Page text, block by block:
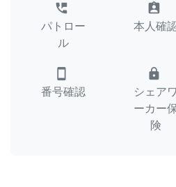
perm_phone_msg
パトロー
ル
assignment_ind
本人確
smartphone
番号確認
lock
シェアワ
ーカー
険